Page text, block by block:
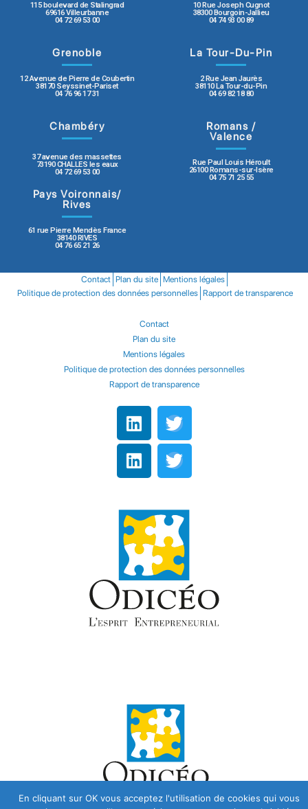
115 boulevard de Stalingrad
69616 Villeurbanne
04 72 69 53 00
10 Rue Joseph Cugnot
38300 Bourgoin-Jallieu
04 74 93 00 89
Grenoble
12 Avenue de Pierre de Coubertin
38170 Seyssinet-Pariset
04 76 96 17 31
La Tour-Du-Pin
2 Rue Jean Jaurès
38110 La Tour-du-Pin
04 69 82 18 80
Chambéry
37 avenue des massettes
73190 CHALLES les eaux
04 72 69 53 00
Romans /
Valence
Rue Paul Louis Héroult
26100 Romans-sur-Isère
04 75 71 25 55
Pays Voironnais/
Rives
61 rue Pierre Mendès France
38140 RIVES
04 76 65 21 26
Contact Plan du site Mentions légales
Politique de protection des données personnelles Rapport de transparence
Contact
Plan du site
Mentions légales
Politique de protection des données personnelles
Rapport de transparence
En cliquant sur OK vous acceptez l'utilisation de cookies qui vous